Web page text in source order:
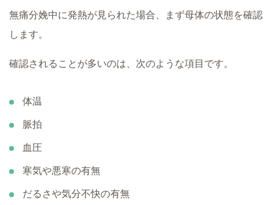
無痛分娩中に発熱が見られた場合、まず母体の状態を確認
します。
確認されることが多いのは、次のような項目です。
体温
脈拍
血圧
寒気や悪寒の有無
だるさや気分不快の有無